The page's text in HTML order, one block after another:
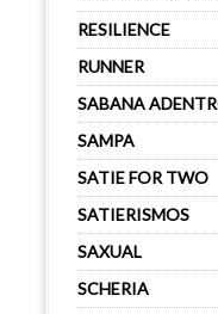
RESILIENCE
RUNNER
SABANA
SAMPA
SATIE FOR TWO
SATIERISMOS
SAXUAL
SCHERIA